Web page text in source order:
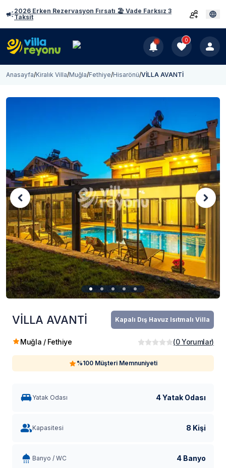
2026 Erken Rezervasyon Fırsatı 🏖️ Vade Farksız 3
Taksit
0
Anasayfa/Kiralık Villa/Muğla/Fethiye/Hisarönü/VİLLA AVANTİ
VİLLA AVANTİ Kapalı Dış Havuz Isıtmalı Villa
Muğla / Fethiye (0 Yorumlar)
%100 Müşteri Memnuniyeti
Yatak Odası 4 Yatak Odası
Kapasitesi 8 Kişi
Banyo / WC 4 Banyo